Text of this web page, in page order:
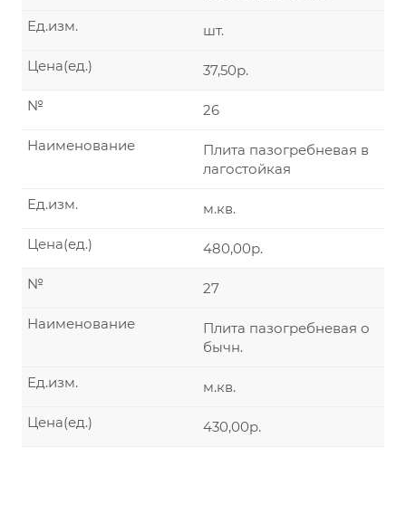
шт.
Ед.изм.
37,50р.
Цена(ед.)
26
№
Плита пазогребневая в
лагостойкая
Наименование
м.кв.
Ед.изм.
480,00р.
Цена(ед.)
27
№
Плита пазогребневая о
бычн.
Наименование
м.кв.
Ед.изм.
430,00р.
Цена(ед.)